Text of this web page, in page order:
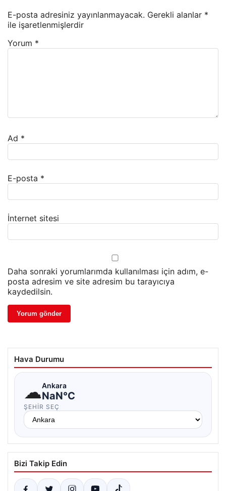
E-posta adresiniz yayınlanmayacak. Gerekli alanlar *
ile işaretlenmişlerdir
Yorum *
Ad *
E-posta *
İnternet sitesi
Daha sonraki yorumlarımda kullanılması için adım, e-
posta adresim ve site adresim bu tarayıcıya
kaydedilsin.
Hava Durumu
☁Ankara
NaN°C
ŞEHIR SEÇ
Bizi Takip Edin